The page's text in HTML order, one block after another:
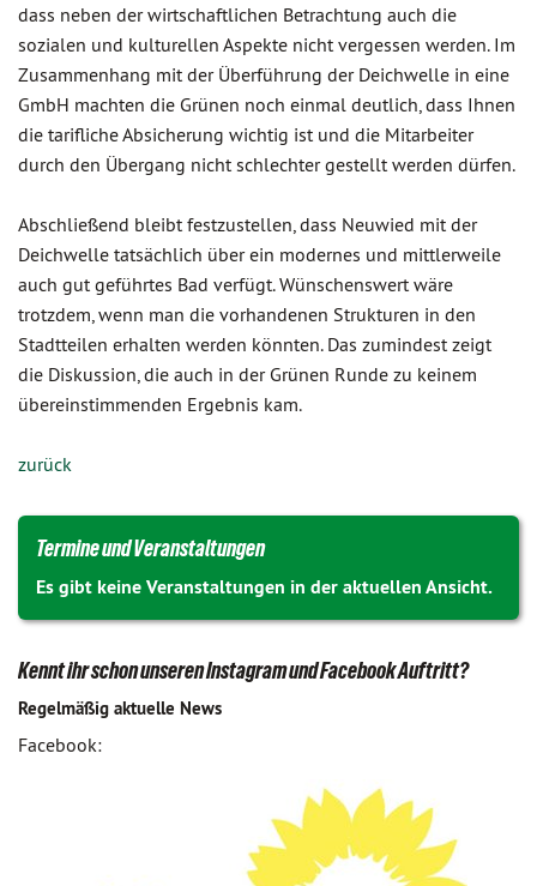
dass neben der wirtschaftlichen Betrachtung auch die
sozialen und kulturellen Aspekte nicht vergessen werden. Im
Zusammenhang mit der Überführung der Deichwelle in eine
GmbH machten die Grünen noch einmal deutlich, dass Ihnen
die tarifliche Absicherung wichtig ist und die Mitarbeiter
durch den Übergang nicht schlechter gestellt werden dürfen.
Abschließend bleibt festzustellen, dass Neuwied mit der
Deichwelle tatsächlich über ein modernes und mittlerweile
auch gut geführtes Bad verfügt. Wünschenswert wäre
trotzdem, wenn man die vorhandenen Strukturen in den
Stadtteilen erhalten werden könnten. Das zumindest zeigt
die Diskussion, die auch in der Grünen Runde zu keinem
übereinstimmenden Ergebnis kam.
zurück
Termine und Veranstaltungen
Es gibt keine Veranstaltungen in der aktuellen Ansicht.
Kennt ihr schon unseren Instagram und Facebook Auftritt?
Regelmäßig aktuelle News
Facebook: